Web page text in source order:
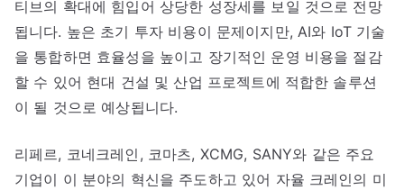
티브의 확대에 힘입어 상당한 성장세를 보일 것으로 전망
됩니다. 높은 초기 투자 비용이 문제이지만, AI와 IoT 기술
을 통합하면 효율성을 높이고 장기적인 운영 비용을 절감
할 수 있어 현대 건설 및 산업 프로젝트에 적합한 솔루션
이 될 것으로 예상됩니다.
리페르, 코네크레인, 코마츠, XCMG, SANY와 같은 주요
기업이 이 분야의 혁신을 주도하고 있어 자율 크레인의 미